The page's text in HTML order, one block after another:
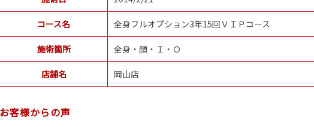
コース名 全身フルオプション3年15回ＶＩＰコース
施術箇所 全身・顔・Ｉ・Ｏ
店舗名 岡山店
お客様からの声